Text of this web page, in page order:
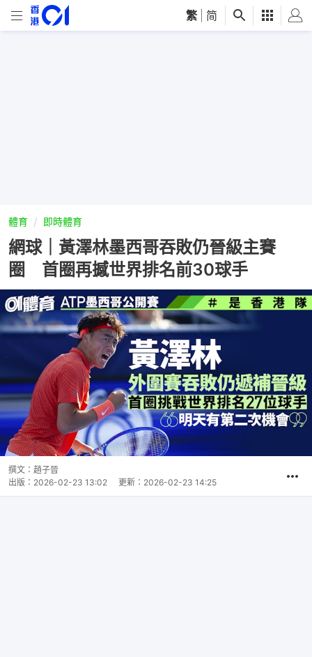
繁 简
體育 即時體育
網球｜黃澤林墨西哥吞敗仍晉級主賽
圈 首圈再撼世界排名前30球手
撰文： 趙子晉
出版： 2026-02-23 13:02 更新： 2026-02-23 14:25